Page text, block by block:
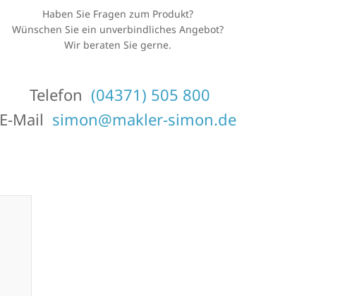
Haben Sie Fragen zum Produkt?
Wünschen Sie ein unverbindliches Angebot?
Wir beraten Sie gerne.
Telefon (04371) 505 800
E-Mail simon@makler-simon.de